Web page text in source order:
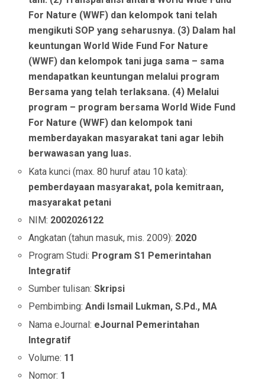
For Nature (WWF) dan kelompok tani telah
mengikuti SOP yang seharusnya. (3) Dalam hal
keuntungan World Wide Fund For Nature
(WWF) dan kelompok tani juga sama – sama
mendapatkan keuntungan melalui program
Bersama yang telah terlaksana. (4) Melalui
program – program bersama World Wide Fund
For Nature (WWF) dan kelompok tani
memberdayakan masyarakat tani agar lebih
berwawasan yang luas.
Kata kunci (max. 80 huruf atau 10 kata):
pemberdayaan masyarakat, pola kemitraan,
masyarakat petani
NIM: 2002026122
Angkatan (tahun masuk, mis. 2009): 2020
Program Studi: Program S1 Pemerintahan
Integratif
Sumber tulisan:Skripsi
Pembimbing:Andi Ismail Lukman, S.Pd., MA
Nama eJournal: eJournal Pemerintahan
Integratif
Volume: 11
Nomor: 1